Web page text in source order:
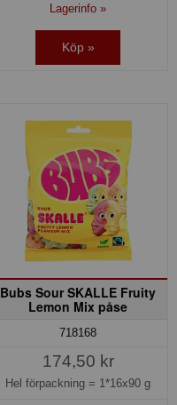
Lagerinfo »
Köp »
Bubs Sour SKALLE Fruity
Lemon Mix påse
718168
174,50 kr
Hel förpackning = 1*16x90 g